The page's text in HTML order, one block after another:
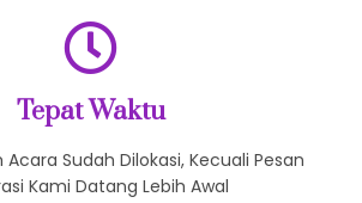
Tepat Waktu
Acara Sudah Dilokasi, Kecuali Pesan
Kami Datang Lebih Awal